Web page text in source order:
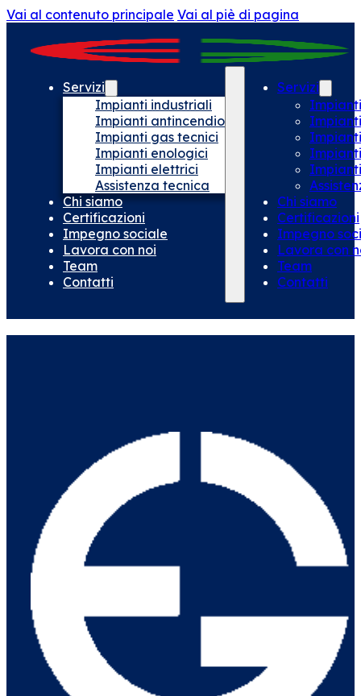
Vai al contenuto principale Vai al piè di pagina
Servizi
Impianti industriali
Impianti antincendio
Impianti gas tecnici
Impianti enologici
Impianti elettrici
Assistenza tecnica
Chi siamo
Certificazioni
Impegno sociale
Lavora con noi
Team
Contatti
Servizi
Chi siamo
Certificazioni
Impegno
Lavora con
Team
Contatti